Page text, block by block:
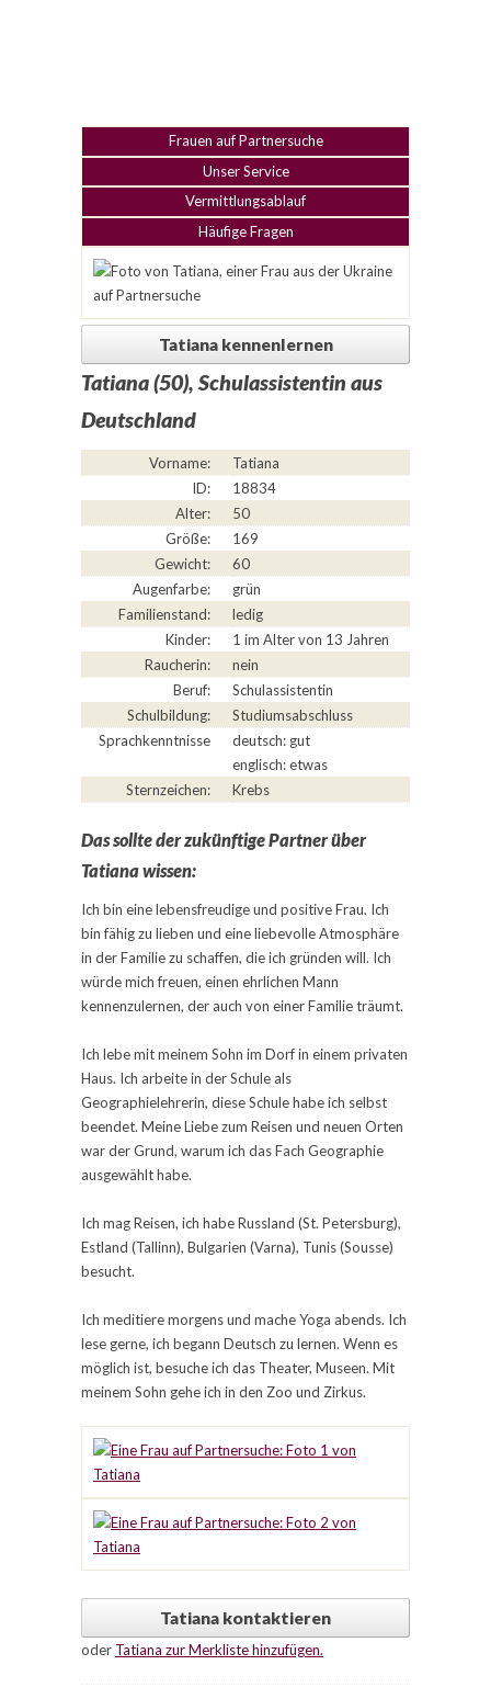
Frauen auf Partnersuche
Unser Service
Vermittlungsablauf
Häufige Fragen
Tatiana kennenlernen
Tatiana (50), Schulassistentin aus
Deutschland
Vorname:
Tatiana
ID:
18834
Alter:
50
Größe:
169
Gewicht:
60
Augenfarbe:
grün
Familienstand:
ledig
Kinder:
1 im Alter von 13 Jahren
Raucherin:
nein
Beruf:
Schulassistentin
Schulbildung:
Studiumsabschluss
Sprachkenntnisse
deutsch: gut
englisch: etwas
Sternzeichen:
Krebs
Das sollte der zukünftige Partner über
Tatiana wissen:
Ich bin eine lebensfreudige und positive Frau. Ich
bin fähig zu lieben und eine liebevolle Atmosphäre
in der Familie zu schaffen, die ich gründen will. Ich
würde mich freuen, einen ehrlichen Mann
kennenzulernen, der auch von einer Familie träumt.
Ich lebe mit meinem Sohn im Dorf in einem privaten
Haus. Ich arbeite in der Schule als
Geographielehrerin, diese Schule habe ich selbst
beendet. Meine Liebe zum Reisen und neuen Orten
war der Grund, warum ich das Fach Geographie
ausgewählt habe.
Ich mag Reisen, ich habe Russland (St. Petersburg),
Estland (Tallinn), Bulgarien (Varna), Tunis (Sousse)
besucht.
Ich meditiere morgens und mache Yoga abends. Ich
lese gerne, ich begann Deutsch zu lernen. Wenn es
möglich ist, besuche ich das Theater, Museen. Mit
meinem Sohn gehe ich in den Zoo und Zirkus.
Tatiana kontaktieren
oder Tatiana zur Merkliste hinzufügen.